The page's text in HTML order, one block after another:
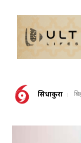
सिधाकुरा